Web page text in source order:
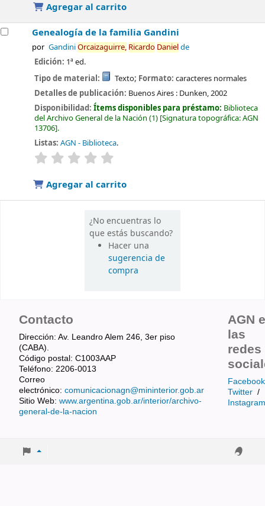
Agregar al carrito
Genealogía de la familia Gandini
por GandiniOrcaizaguirre, Ricardo Danielde
Edición: 1ª ed.
Tipo de material:
Texto; Formato: caracteres normales
Detalles de publicación: Buenos Aires : Dunken,2002
Disponibilidad:Ítems disponibles para préstamo: Biblioteca
del Archivo General de la Nación (1) Signatura topográfica:AGN
13706 .
Listas: AGN - Biblioteca.
valoración
Agregar al carrito
¿No encuentras lo
que estás buscando?
Hacer una
sugerencia de
compra
Contacto
Dirección: Av. Leandro Alem 246, 3er piso
(CABA).
Código postal: C1003AAP
Teléfono: 2206-0013
Correo
electrónico: comunicacionagn@mininterior.gob.ar
Sitio Web: www.argentina.gob.ar/interior/archivo-
general-de-la-nacion
AGN
las
redes
Facebook
Twitter /
Instagram